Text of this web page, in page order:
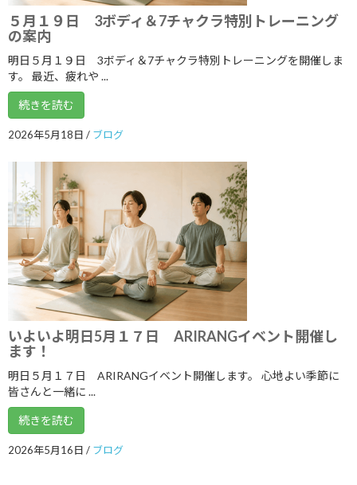
2019年2月
2019年1月
2018年9月
2018年8月
2018年7月
2018年6月
2018年5月
2018年4月
2018年3月
2018年2月
2017年12月
５月１９日 3ボディ＆7チャクラ特別トレーニング
の案内
明日５月１９日 3ボディ＆7チャクラ特別トレーニングを開催しま
す。 最近、疲れや ...
続きを読む
2026年5月18日 / ブログ
いよいよ明日5月１７日 ARIRANGイベント開催し
ます！
明日５月１７日 ARIRANGイベント開催します。 心地よい季節に
皆さんと一緒に ...
続きを読む
2026年5月16日 / ブログ